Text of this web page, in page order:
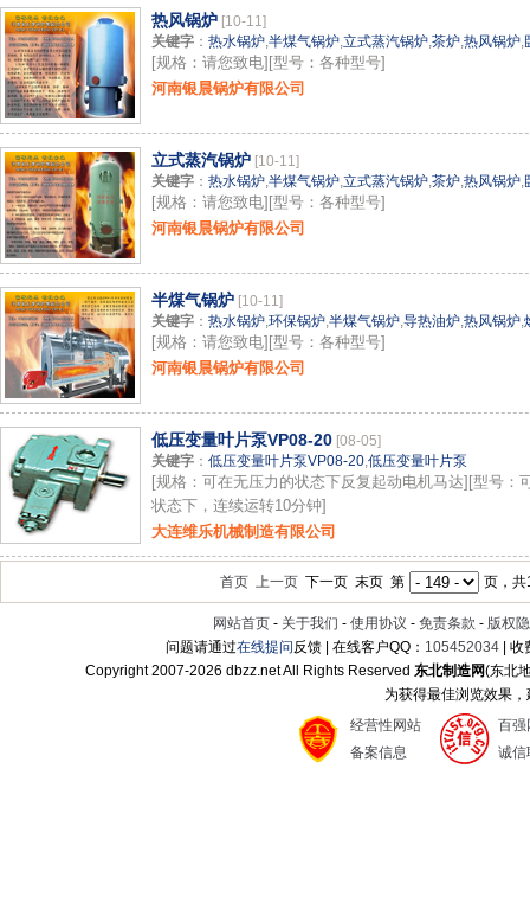
热风锅炉 [10-11]
关键字 ： 热水锅炉,半煤气锅炉,立式蒸汽锅炉,茶炉,热风锅炉,
[规格：请您致电][型号：各种型号]
河南银晨锅炉有限公司
立式蒸汽锅炉 [10-11]
关键字 ： 热水锅炉,半煤气锅炉,立式蒸汽锅炉,茶炉,热风锅炉,
[规格：请您致电][型号：各种型号]
河南银晨锅炉有限公司
半煤气锅炉 [10-11]
关键字 ： 热水锅炉,环保锅炉,半煤气锅炉,导热油炉,热风锅炉,
[规格：请您致电][型号：各种型号]
河南银晨锅炉有限公司
低压变量叶片泵VP08-20 [08-05]
关键字 ： 低压变量叶片泵VP08-20,低压变量叶片泵
[规格：可在无压力的状态下反复起动电机马达][型号：
状态下，连续运转10分钟]
大连维乐机械制造有限公司
首页 上一页 下一页 末页 第 页，
网站首页 - 关于我们 - 使用协议 - 免责条款 - 版权
问题请通过在线提问反馈 | 在线客户QQ： 105452034 |
Copyright 2007-2026 dbzz.net All Rights Reserved东北制造网(东北
为获得最佳浏览效果
经营性网站
备案信息
百强
诚信